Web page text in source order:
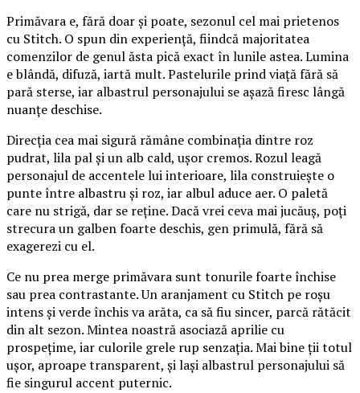
Primăvara e, fără doar și poate, sezonul cel mai prietenos
cu Stitch. O spun din experiență, fiindcă majoritatea
comenzilor de genul ăsta pică exact în lunile astea. Lumina
e blândă, difuză, iartă mult. Pastelurile prind viață fără să
pară sterse, iar albastrul personajului se așază firesc lângă
nuanțe deschise.
Direcția cea mai sigură rămâne combinația dintre roz
pudrat, lila pal și un alb cald, ușor cremos. Rozul leagă
personajul de accentele lui interioare, lila construiește o
punte între albastru și roz, iar albul aduce aer. O paletă
care nu strigă, dar se reține. Dacă vrei ceva mai jucăuș, poți
strecura un galben foarte deschis, gen primulă, fără să
exagerezi cu el.
Ce nu prea merge primăvara sunt tonurile foarte închise
sau prea contrastante. Un aranjament cu Stitch pe roșu
intens și verde închis va arăta, ca să fiu sincer, parcă rătăcit
din alt sezon. Mintea noastră asociază aprilie cu
prospețime, iar culorile grele rup senzația. Mai bine ții totul
ușor, aproape transparent, și lași albastrul personajului să
fie singurul accent puternic.